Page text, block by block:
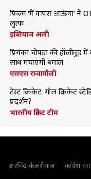
फिल्म 'मैं वापस आऊंगा' ने
लुत्फ
इम्तियाज अली
प्रियंका चोपड़ा की
साथ मचाएंगी धमाल
एसएस राजामौली
टेस्ट क्रिकेट: गॉल क्रिकेट
प्रदर्शन?
भारतीय क्रिकेट टीम
अरविंद केजरीवाल कांग्रेस